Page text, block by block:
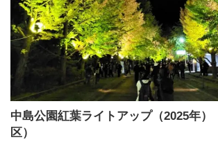
中島公園紅葉ライトアップ（2025年）
区）